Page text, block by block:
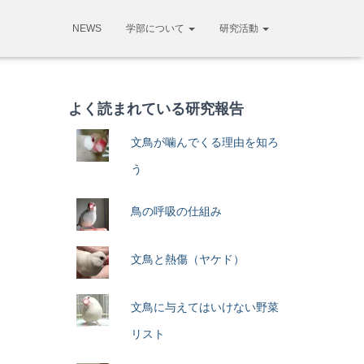
NEWS 学部について 研究活動
よく読まれている研究報告
文鳥が噛んでくる理由を知ろ
う
鳥の呼吸の仕組み
文鳥と熱傷（ヤケド）
文鳥に与えてはいけない野菜
リスト